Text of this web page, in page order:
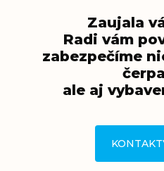
Zaujala
Radi vám
zabezpečíme
ale aj